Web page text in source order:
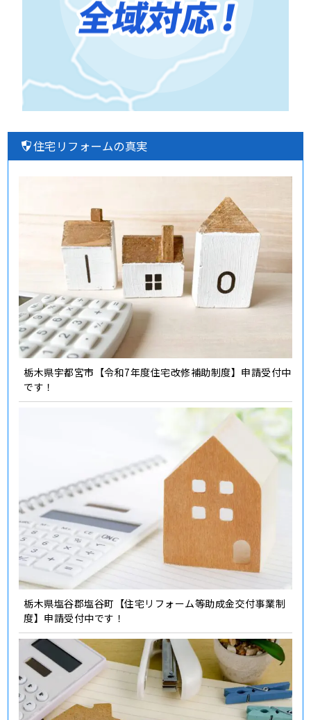
住宅リフォームの真実
栃木県宇都宮市【令和7年度住宅改修補助制度】申請受付中
です！
栃木県塩谷郡塩谷町【住宅リフォーム等助成金交付事業制
度】申請受付中です！